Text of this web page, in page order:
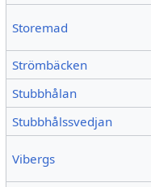
Storemad
Strömbäcken
Stubbhålan
Stubbhålssvedjan
Vibergs